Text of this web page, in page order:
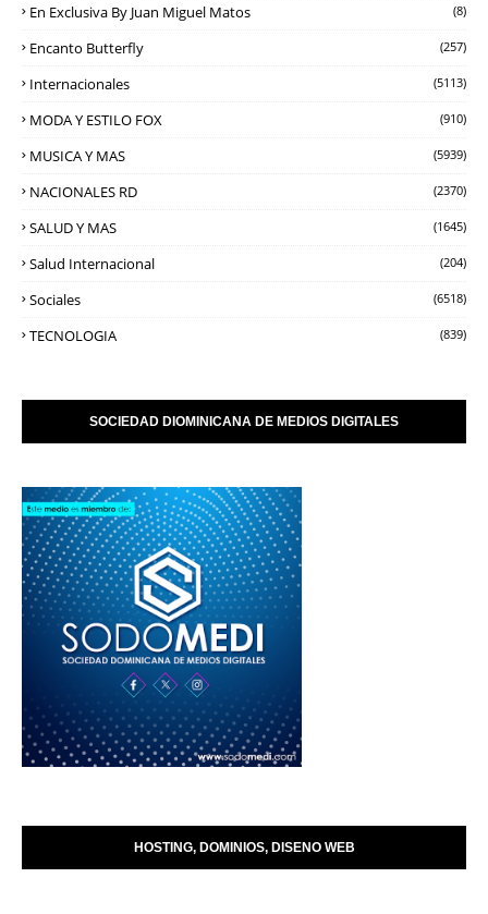
En Exclusiva By Juan Miguel Matos (8)
Encanto Butterfly (257)
Internacionales (5113)
MODA Y ESTILO FOX (910)
MUSICA Y MAS (5939)
NACIONALES RD (2370)
SALUD Y MAS (1645)
Salud Internacional (204)
Sociales (6518)
TECNOLOGIA (839)
SOCIEDAD DIOMINICANA DE MEDIOS DIGITALES
HOSTING, DOMINIOS, DISENO WEB